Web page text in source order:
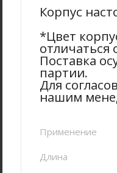
Корпус
*Цвет
отличаться
Поставка
партии.
Для
нашим
Применение
Длина